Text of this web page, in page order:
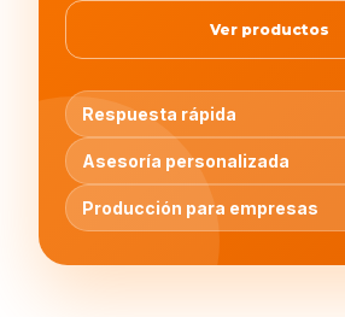
Ver productos
Respuesta rápida
Asesoría personalizada
Producción para empresas